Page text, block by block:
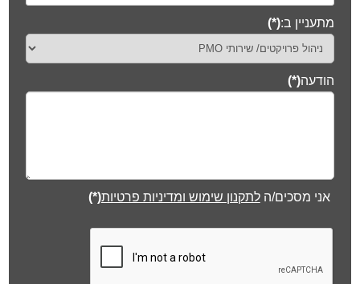
מתעניין ב:(*)
הודעה(*)
אני מסכים/הלתקנון שימוש ומדיניות פרטיות(*)